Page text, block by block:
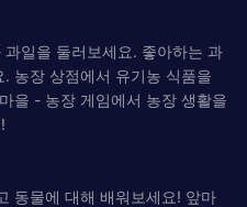
일을 둘러보세요. 좋아하는 과
농장 상점에서 유기농 식품을
을 - 농장 게임에서 농장 생활을
동물에 대해 배워보세요! 앞마